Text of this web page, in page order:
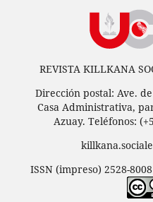
REVISTA KILLKANA
Dirección postal: Ave.
Casa Administrativa,
Azuay. Teléfonos:
ISSN (impreso) 2528-